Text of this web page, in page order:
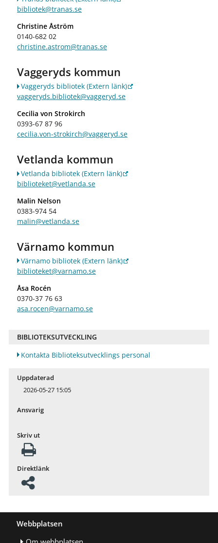
bibliotek@tranas.se
Christine Åström
0140-682 02
christine.astrom@tranas.se
Vaggeryds kommun
Vaggeryds bibliotek(Extern länk)
vaggeryds.bibliotek@vaggeryd.se
Cecilia von Strokirch
0393-67 87 96
cecilia.von-strokirch@vaggeryd.se
Vetlanda kommun
Vetlanda bibliotek(Extern länk)
biblioteket@vetlanda.se
Malin Nelson
0383-974 54
malin@vetlanda.se
Värnamo kommun
Värnamo bibliotek(Extern länk)
biblioteket@varnamo.se
Åsa Rocén
0370-37 76 63
asa.rocen@varnamo.se
BIBLIOTEKSUTVECKLING
Kontakta Biblioteksutvecklings personal
Uppdaterad
2026-05-27 15:05
Ansvarig
Skriv ut
Direktlänk
Webbplatsen